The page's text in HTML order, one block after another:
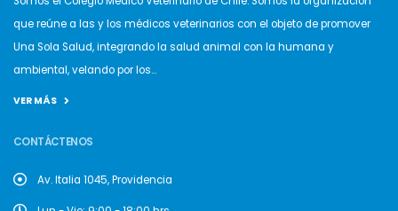
que reúne a las y los médicos veterinarios con el objeto de promover
Una Sola Salud, integrando la salud animal con la humana y
ambiental, velando por los...
VER MÁS
CONTÁCTENOS
Av. Italia 1045, Providencia